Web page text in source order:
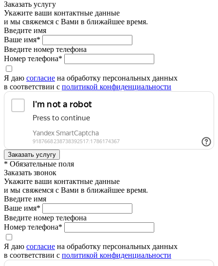
Заказать услугу
Укажите ваши контактные данные
и мы свяжемся с Вами в ближайшее время.
Введите имя
Ваше имя*
Введите номер телефона
Номер телефона*
Я даю согласие на обработку персональных данных
в соответствии с политикой конфиденциальности
* Обязательные поля
Заказать звонок
Укажите ваши контактные данные
и мы свяжемся с Вами в ближайшее время.
Введите имя
Ваше имя*
Введите номер телефона
Номер телефона*
Я даю согласие на обработку персональных данных
в соответствии с политикой конфиденциальности